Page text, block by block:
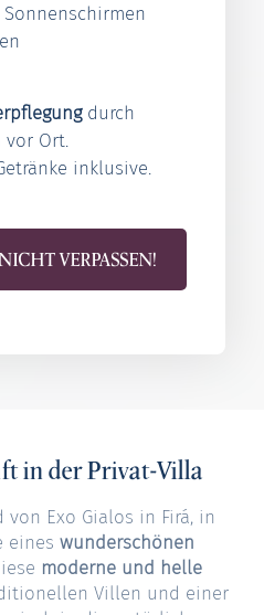
durch
vor Ort.
inklusive.
VERPASSEN!
in der Privat-Villa
von Exo Gialos in Firá, in
eines wunderschönen
moderne und helle
Villen und einer